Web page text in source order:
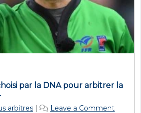
par la DNA pour arbitrer la
arbitres | Leave a Comment